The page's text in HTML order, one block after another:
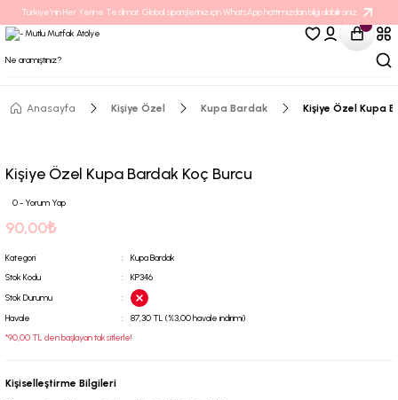
Türkiye’nin Her Yerine Teslimat. Global siparişleriniz için WhatsApp hattımızdan bilgi alabilirsiniz.
Anasayfa Kişiye Özel Kupa Bardak Kişiye Özel Kupa
Kişiye Özel Kupa Bardak Koç Burcu
0 - Yorum Yap
90,00₺
Kategori
Kupa Bardak
Stok Kodu
KP346
Stok Durumu
Havale
87,30 TL (%3,00 havale indirimi)
*90,00 TL den başlayan taksitlerle!
Kişiselleştirme Bilgileri